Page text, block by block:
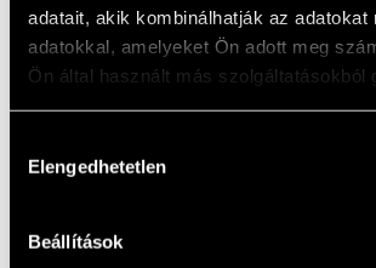
adatait, akik kombinálhatják az adatokat
adatokkal, amelyeket Ön adott meg
Ön által használt más szolgáltatásokból
kiválasztása
Elengedhetetlen
Beállítások
Jegyek 3900 forintos áron kaphatók a helyszínen,